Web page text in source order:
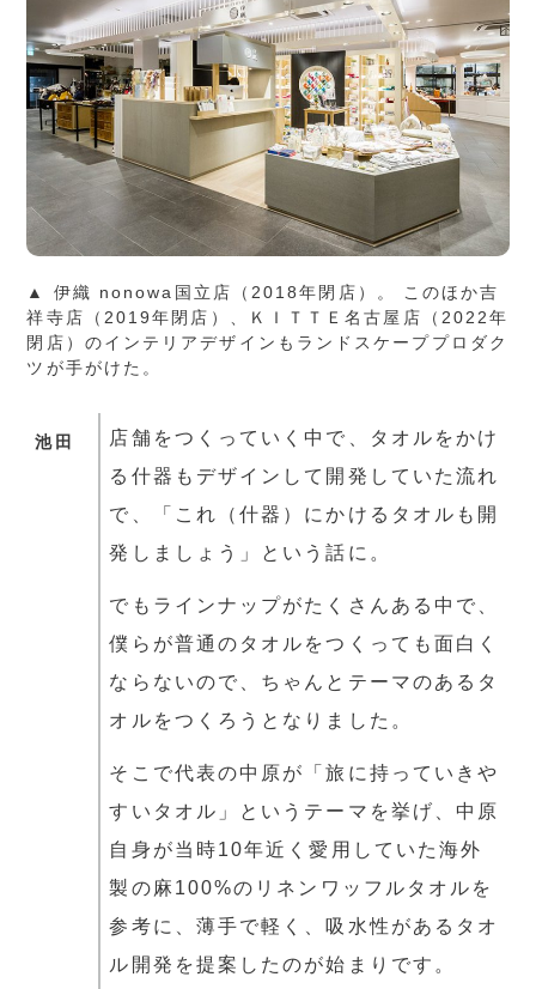
▲ 伊織 nonowa国立店（2018年閉店）。 このほか吉
祥寺店（2019年閉店）、ＫＩＴＴＥ名古屋店（2022年
閉店）のインテリアデザインもランドスケーププロダク
ツが手がけた。
池田
店舗をつくっていく中で、タオルをかけ
る什器もデザインして開発していた流れ
で、「これ（什器）にかけるタオルも開
発しましょう」という話に。
でもラインナップがたくさんある中で、
僕らが普通のタオルをつくっても面白く
ならないので、ちゃんとテーマのあるタ
オルをつくろうとなりました。
そこで代表の中原が「旅に持っていきや
すいタオル」というテーマを挙げ、中原
自身が当時10年近く愛用していた海外
製の麻100%のリネンワッフルタオルを
参考に、薄手で軽く、吸水性があるタオ
ル開発を提案したのが始まりです。